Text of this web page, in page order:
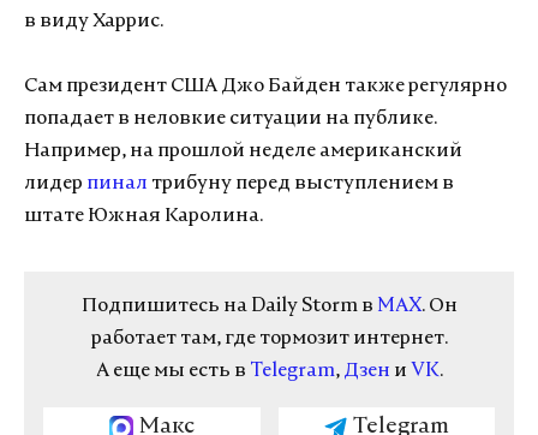
в виду Харрис.
Сам президент США Джо Байден также регулярно
попадает в неловкие ситуации на публике.
Например, на прошлой неделе американский
лидер пинал трибуну перед выступлением в
штате Южная Каролина.
Подпишитесь на Daily Storm в MAX. Он
работает там, где тормозит интернет.
А еще мы есть в Telegram, Дзен и VK.
Макс Telegram